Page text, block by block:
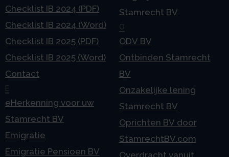
Checklist IB 2024 (PDF)
Checklist IB 2024 (Word)
Checklist IB 2025 (PDF)
Checklist IB 2025 (Word)
Contact
E
eHerkenning voor uw
Stamrecht BV
Emigratie
Emigratie Pensioen BV
Stamrecht BV
O
ODV BV
Ontbinden Stamrecht
BV
Onzakelijke lening
Stamrecht BV
Oprichten BV door
StamrechtBV.com
Overdracht vanuit